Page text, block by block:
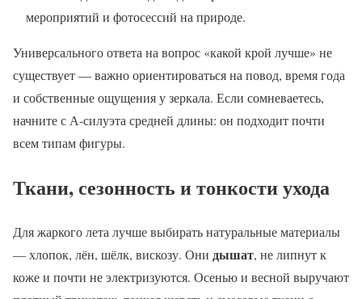
мероприятий и фотосессий на природе.
Универсального ответа на вопрос «какой крой лучше» не
существует — важно ориентироваться на повод, время года
и собственные ощущения у зеркала. Если сомневаетесь,
начните с А-силуэта средней длины: он подходит почти
всем типам фигуры.
Ткани, сезонность и тонкости ухода
Для жаркого лета лучше выбирать натуральные материалы
— хлопок, лён, шёлк, вискозу. Они дышат, не липнут к
коже и почти не электризуются. Осенью и весной выручают